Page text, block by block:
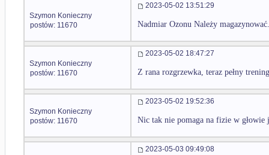
Szymon Konieczny
postów: 11670
2023-05-02 13:51:29
Nadmiar Ozonu Należy
Szymon Konieczny
postów: 11670
2023-05-02 18:47:27
Z rana rozgrzewka, teraz pełny
Szymon Konieczny
postów: 11670
2023-05-02 19:52:36
Nic tak nie pomaga na fizie w głowie
2023-05-03 09:49:08